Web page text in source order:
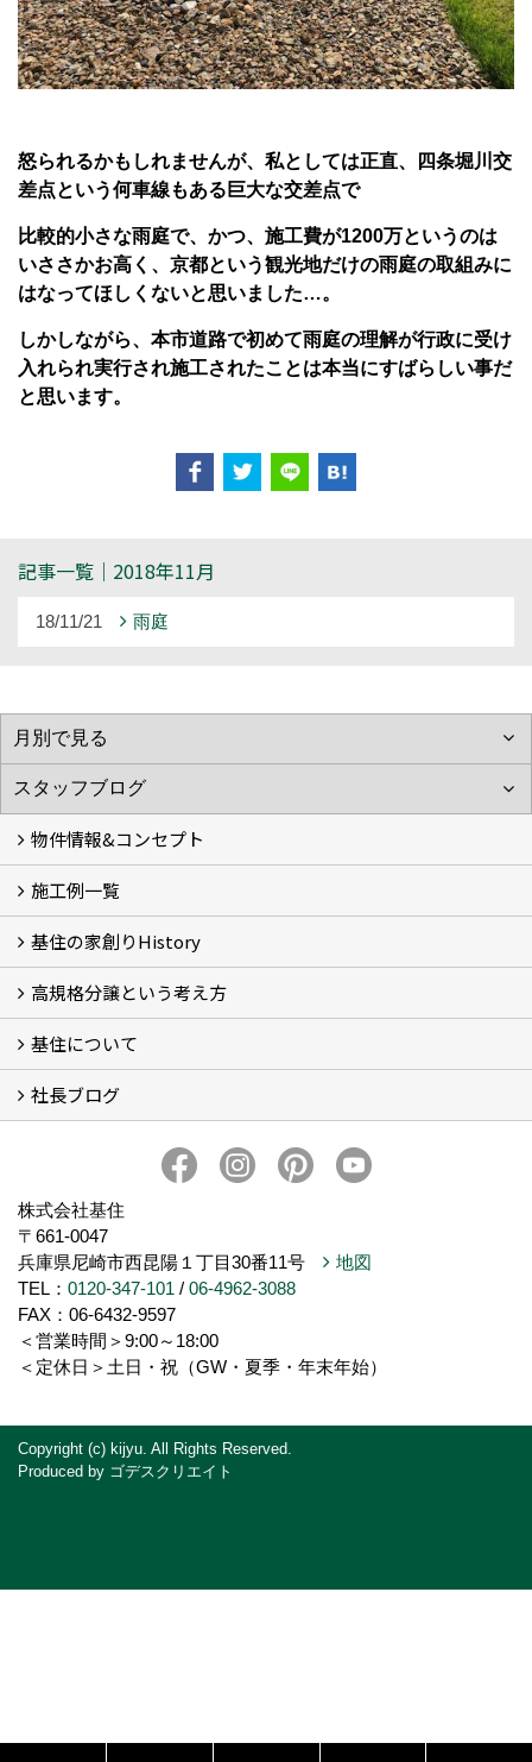
怒られるかもしれませんが、私としては正直、
四条堀川交
差点という何車線もある巨大な交差点で
比較的小さな雨庭で、かつ、施工費が1200万というのは
いささかお高く、京都という観光地だけの雨庭の取組みに
はなってほしくないと思いました…。
しかしながら、本市道路で初めて雨庭の理解が行政に受け
入れられ実行され施工されたことは本当にすばらしい事だ
と思います。
記事一覧｜2018年11月
18/11/21 雨庭
物件情報&コンセプト
新着情報&基住の３つの家
イベント予告
イベント報告
施工例一覧
Photo Gallery
現場レポート
完工事例
お客様の声
基住の家創りHistory
基住の夢はもっと大きくもっと優しく
夢の実現へ
わが街をポートランドへ
アメノヨリミチ (3)
新築住宅事業
自然共生街創り事業
再生可能エネルギー事業
森の家コモンハウス【こもびお】
コンセプトハウス (2)
高規格分譲という考え方
高規格分譲ってなんだろう？
STUDIO KIJYU【スタジオ基住】
これからの家創り
知ってほしい１１のこと
基住について
基住について
会社概要
プライバシーポリシーについて
メンテナンスについて
トピックス
社長ブログ
株式会社基住
〒661-0047
兵庫県尼崎市西昆陽１丁目30番11号
地図
TEL： 0120-347-101 / 06-4962-3088
FAX：06-6432-9597
＜営業時間＞9:00～18:00
＜定休日＞土日・祝（GW・夏季・年末年始）
Copyright (c) kijyu. All Rights Reserved.
Produced by ゴデスクリエイト